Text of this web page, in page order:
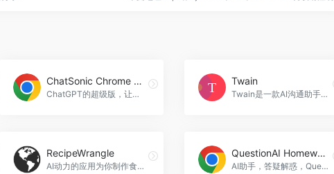
ChatSonic Chrome Extension
ChatGPT的超级版，让您与网络连结，生成AI图像等，ChatSonic Chrome Extension官网入口网址
Twain
Twain是一款AI沟通助手，帮助销售人员写出引人注目的销售信息，提高与潜在客户的沟通效果，Twain官网入口网址
RecipeWrangle
AI动力的应用为你制作食谱，RecipeWrangle官网入口网址
QuestionAI Homework GPT4 Powered AI Assistant
AI助手，答疑解惑，QuestionAI Homework GPT4 Powered AI Assistant官网入口网址